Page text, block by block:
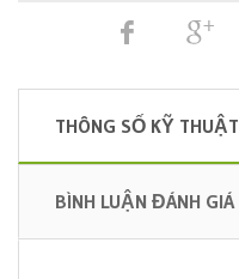
THÔNG SỐ KỸ THUẬT
BÌNH LUẬN ĐÁNH GIÁ